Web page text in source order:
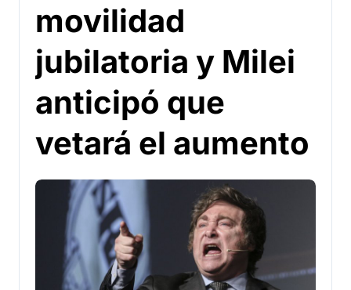
movilidad
jubilatoria y Milei
anticipó que
vetará el aumento